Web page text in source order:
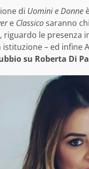
di Uomini e Donne
e Classicosaranno
riguardo le presenza
– ed
su Roberta Di